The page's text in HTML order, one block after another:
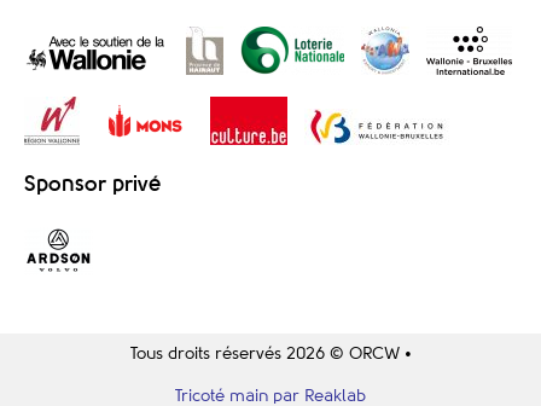
Sponsor privé
Tous droits réservés 2026 © ORCW •
Tricoté main par Reaklab